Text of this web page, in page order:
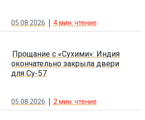
05.08.2026 4мин. чтение
Прощание с «Сухими»: Индия
окончательно закрыла двери
для Су-57
05.08.2026 2 мин. чтение